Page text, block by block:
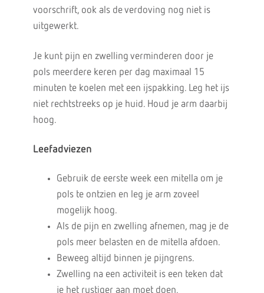
voorschrift, ook als de verdoving nog niet is
uitgewerkt.
Je kunt pijn en zwelling verminderen door je
pols meerdere keren per dag maximaal 15
minuten te koelen met een ijspakking. Leg het ijs
niet rechtstreeks op je huid. Houd je arm daarbij
hoog.
Leefadviezen
Gebruik de eerste week een mitella om je
pols te ontzien en leg je arm zoveel
mogelijk hoog.
Als de pijn en zwelling afnemen, mag je de
pols meer belasten en de mitella afdoen.
Beweeg altijd binnen je pijngrens.
Zwelling na een activiteit is een teken dat
je het rustiger aan moet doen.